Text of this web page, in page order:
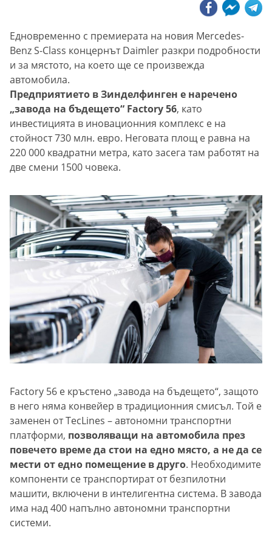
Едновременно с премиерата на новия Mercedes-
Benz S-Class концернът Daimler разкри подробности
и за мястото, на което ще се произвежда
автомобила.
Предприятието в Зинделфинген е наречено
„завода на бъдещето“ Factory 56, като
инвестицията в иновационния комплекс е на
стойност 730 млн. евро. Неговата площ е равна на
220 000 квадратни метра, като засега там работят на
две смени 1500 човека.
Factory 56 е кръстено „завода на бъдещето“, защото
в него няма конвейер в традиционния смисъл. Той е
заменен от TecLines – автономни транспортни
платформи, позволяващи на автомобила през
повечето време да стои на едно място, а не да се
мести от едно помещение в друго. Необходимите
компоненти се транспортират от безпилотни
машити, включени в интелигентна система. В завода
има над 400 напълно автономни транспортни
системи.